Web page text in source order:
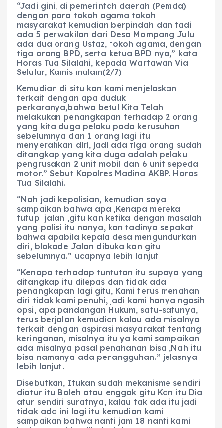
“Jadi gini, di pemerintah daerah (Pemda)
dengan para tokoh agama tokoh
masyarakat kemudian berpindah dan tadi
ada 5 perwakilan dari Desa Mompang Julu
ada dua orang Ustaz, tokoh agama, dengan
tiga orang BPD, serta ketua BPD nya,” kata
Horas Tua Silalahi, kepada Wartawan Via
Selular, Kamis malam(2/7)
Kemudian di situ kan kami menjelaskan
terkait dengan apa duduk
perkaranya,bahwa betul Kita Telah
melakukan penangkapan terhadap 2 orang
yang kita duga pelaku pada kerusuhan
sebelumnya dan 1 orang lagi itu
menyerahkan diri, jadi ada tiga orang sudah
ditangkap yang kita duga adalah pelaku
pengrusakan 2 unit mobil dan 6 unit sepeda
motor.” Sebut Kapolres Madina AKBP. Horas
Tua Silalahi.
“Nah jadi kepolisian, kemudian saya
sampaikan bahwa apa ,Kenapa mereka
tutup jalan ,gitu kan ketika dengan masalah
yang polisi itu nanya, kan tadinya sepakat
bahwa apabila kepala desa mengundurkan
diri, blokade Jalan dibuka kan gitu
sebelumnya.” ucapnya lebih lanjut
“Kenapa terhadap tuntutan itu supaya yang
ditangkap itu dilepas dan tidak ada
penangkapan lagi gitu, Kami terus menahan
diri tidak kami penuhi, jadi kami hanya ngasih
opsi, apa pandangan Hukum, satu-satunya,
terus berjalan kemudian kalau ada misalnya
terkait dengan aspirasi masyarakat tentang
keringanan, misalnya itu ya kami sampaikan
ada misalnya pasal penahanan bisa ,Nah itu
bisa namanya ada penangguhan.” jelasnya
lebih lanjut.
Disebutkan, Itukan sudah mekanisme sendiri
diatur itu Boleh atau enggak gitu Kan itu Dia
atur sendiri suratnya, kalau tak ada itu jadi
tidak ada ini lagi itu kemudian kami
sampaikan bahwa nanti jam 18 nanti kami